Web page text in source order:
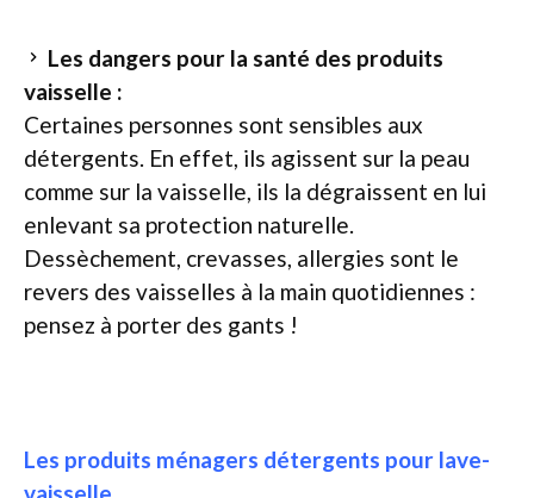
Les dangers pour la santé des produits
vaisselle :
Certaines personnes sont sensibles aux
détergents. En effet, ils agissent sur la peau
comme sur la vaisselle, ils la dégraissent en lui
enlevant sa protection naturelle.
Dessèchement, crevasses, allergies sont le
revers des vaisselles à la main quotidiennes :
pensez à porter des gants !
Les produits ménagers détergents pour lave-
vaisselle